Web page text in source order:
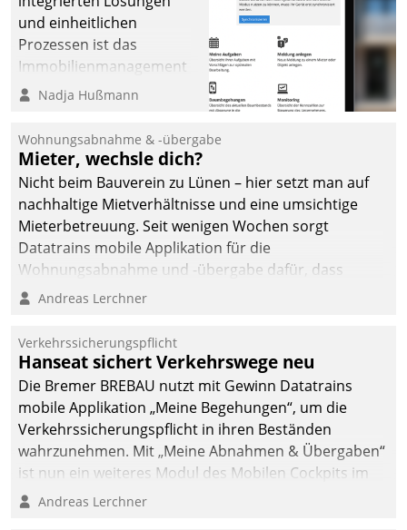
und einheitlichen
Prozessen ist das
Immobilienmanagement
der Bayerischen
Ressort Kapitalanlage für
künftige Aufgaben und
Herausforderungen
gerüstet.
Nadja Hußmann
Wohnungsabnahme & -übergabe
Mieter, wechsle dich?
Nicht beim Bauverein zu Lünen – hier setzt man auf
nachhaltige Mietverhältnisse und eine umsichtige
Mieterbetreuung. Seit wenigen Wochen sorgt
Datatrains mobile Applikation für die
Wohnungsabnahme und -übergabe dafür, dass
Mieter wohlgeordnet kommen und, so es sein muss,
Andreas Lerchner
Verkehrssicherungspflicht
Hanseat sichert Verkehrswege neu
Die Bremer BREBAU nutzt mit Gewinn Datatrains
mobile Applikation „Meine Begehungen“, um die
Verkehrssicherungspflicht in ihren Beständen
wahrzunehmen. Mit „Meine Abnahmen & Übergaben“
ist nun ein weiteres Modul des Mobilen Cockpits im
Einsatz.
Andreas Lerchner